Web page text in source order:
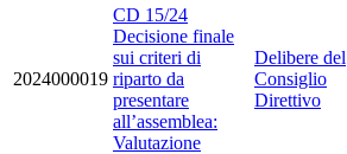
2024000019
CD 15/24
Decisione finale
sui criteri di
riparto da
presentare
all’assemblea:
Valutazione
Delibere del
Consiglio
Direttivo